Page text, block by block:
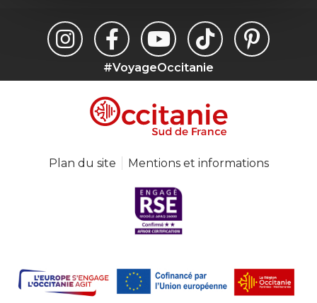
#VoyageOccitanie
Plan du site Mentions et informations